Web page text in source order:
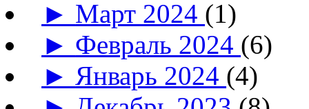
► Март 2024 (1)
► Февраль 2024 (6)
► Январь 2024 (4)